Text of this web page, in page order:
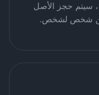
حجز الأصل